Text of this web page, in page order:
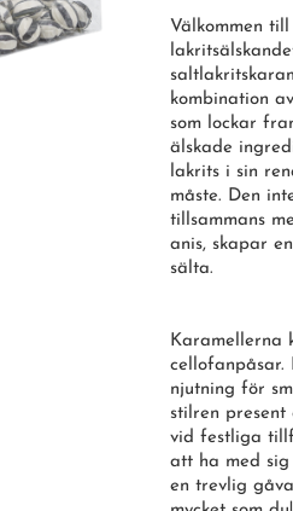
Välkommen
kombination
som lockar
älskade
lakrits i sin
måste. Den
tillsammans
anis, skapar
sälta.
Karamellerna
njutning för
stilren
vid festliga
att ha med
en trevlig